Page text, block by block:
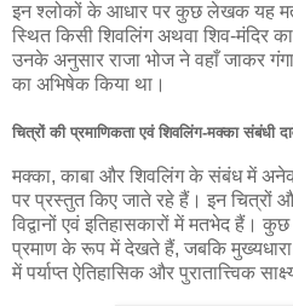
इन श्लोकों के आधार पर कुछ लेखक यह
स्थित किसी शिवलिंग अथवा शिव-मंदिर
उनके अनुसार राजा भोज ने वहाँ जाकर
का अभिषेक किया था।
चित्रों की प्रमाणिकता एवं शिवलिंग-मक्का संबंधी
मक्का, काबा और शिवलिंग के संबंध में
पर प्रस्तुत किए जाते रहे हैं। इन चित्रों
विद्वानों एवं इतिहासकारों में मतभेद हैं।
प्रमाण के रूप में देखते हैं, जबकि मुख्यधारा
में पर्याप्त ऐतिहासिक और पुरातात्त्विक